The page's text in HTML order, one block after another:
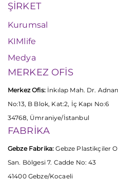
ŞİRKET
Kurumsal
KIMlife
Medya
MERKEZ OFİS
Merkez Ofis:İnkılap Mah. Dr.
No:13, B Blok, Kat:2, İç Kapı No:6
34768, Ümraniye/İstanbul
FABRİKA
Gebze Fabrika: Gebze Plastikçiler
San. Bölgesi 7. Cadde No: 43
41400 Gebze/Kocaeli